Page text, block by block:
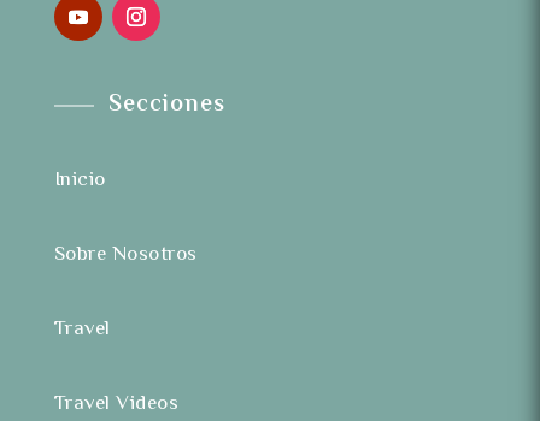
Secciones
Inicio
Sobre Nosotros
Travel
Travel Videos